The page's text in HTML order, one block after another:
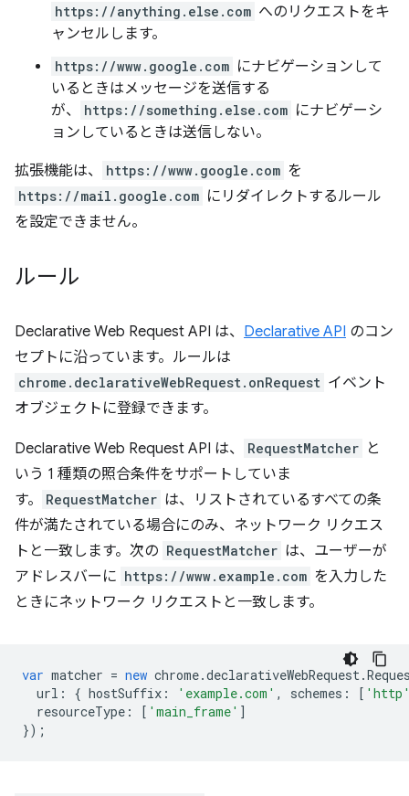
https://anything.else.com へのリクエストをキ
ャンセルします。
https://www.google.com にナビゲーションして
いるときはメッセージを送信する
が、
https://something.else.com にナビゲーシ
ョンしているときは送信しない。
拡張機能は、 https://www.google.com を
https://mail.google.com にリダイレクトするルール
を設定できません。
ルール
Declarative Web Request API は、 Declarative API のコン
セプトに沿っています。ルールは
chrome.declarativeWebRequest.onRequest イベント
オブジェクトに登録できます。
Declarative Web Request API は、 RequestMatcher と
いう 1 種類の照合条件をサポートしていま
す。
RequestMatcher は、リストされているすべての条
件が満たされている場合にのみ、ネットワーク リクエス
トと一致します。次の RequestMatcher は、ユーザーが
アドレスバーに https://www.example.com を入力した
ときにネットワーク リクエストと一致します。
var matcher = new chrome.declarativeWebRequest.
url : { hostSuffix : 'example.com' , schemes : [
resourceType : [ 'main_frame' ]
});